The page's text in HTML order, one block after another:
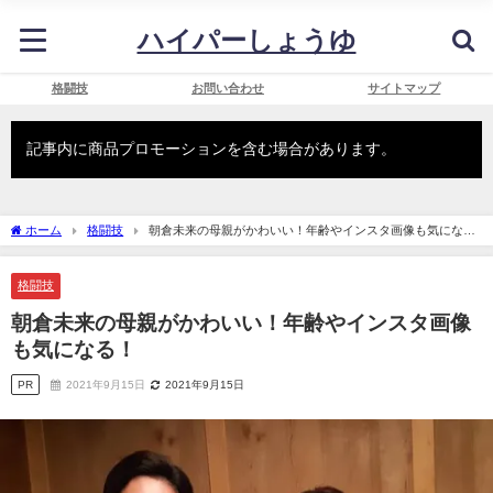
ハイパーしょうゆ
格闘技 お問い合わせ サイトマップ
記事内に商品プロモーションを含む場合があります。
ホーム 格闘技
朝倉未来の母親がかわいい！年齢やインスタ画像も気にな
る！
格闘技
朝倉未来の母親がかわいい！年齢やインスタ画像
も気になる！
PR 2021年9月15日 2021年9月15日